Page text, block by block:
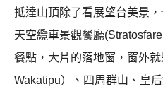
抵達山頂除了看展望台美景
天空纜車景觀餐廳
餐點，大片的落地窗，窗外
Wakatipu）、四周群山、皇